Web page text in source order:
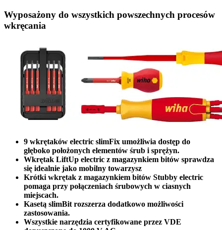
Wyposażony do wszystkich powszechnych procesów
wkręcania
9 wkrętaków electric slimFix umożliwia dostęp do
głęboko położonych elementów śrub i sprężyn.
Wkrętak LiftUp electric z magazynkiem bitów sprawdza
się idealnie jako mobilny towarzysz
Krótki wkrętak z magazynkiem bitów Stubby electric
pomaga przy połączeniach śrubowych w ciasnych
miejscach.
Kasetą slimBit rozszerza dodatkowo możliwości
zastosowania.
Wszystkie narzędzia certyfikowane przez VDE